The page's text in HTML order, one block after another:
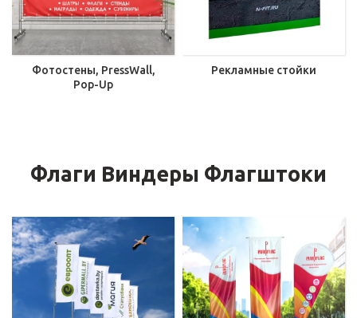
Фотостены, PressWall,
Pop-Up
Рекламные стойки
Флаги Виндеры Флагштоки